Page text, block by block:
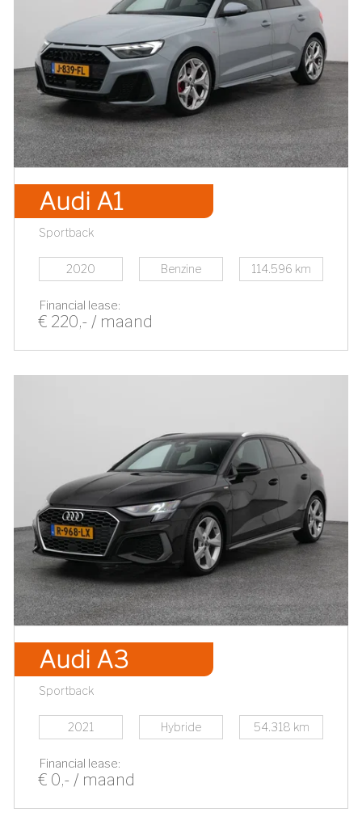
Audi A1
Sportback
2020 Benzine 114.596 km
Financial lease:
€ 220,- / maand
Audi A3
Sportback
2021 Hybride 54.318 km
Financial lease:
€ 0,- / maand